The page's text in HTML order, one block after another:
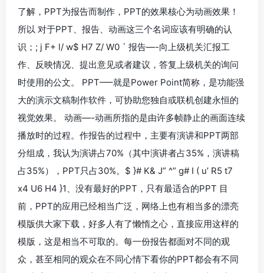
了解，PPT为报告而制作，PPT的效果核心为动画效果！
所以 对于PPT、报告、动画这三个名词应该有明确的认
识；; j F+ l/ w$ H7 Z/ W0 ` 报告—-向上级机关汇报工
作、反映情况、提出意见或者建议，答复上级机关的询问
时使用的公文。 PPT—–就是Power Point简称，是功能强
大的演示文稿制作软件，可协助您独自或联机创建永恒的
视觉效果。 动画—-动画所指的是由许多帧静止的画面连续
播放时的过程。作报告的过程中，主要有演讲和PPT两部
分组成，我认为演讲占70%（其中演讲者占35%，演讲稿
占35%），PPT只占30%。$ }# K& J” ^” g# I ( u’ R5 t7
x4 U6 H4 }1、没有最好的PPT，只有最适合的PPT 目
前，PPT的应用已经相当广泛，网络上也有相当多的漂亮
模版供大家下载，好多人有了懒惰之心，直接应用这样的
模版，这是相当不可取的。每一份报告都面对不同的观
众，甚至相同的观众在不同心情下看你的PPT都会有不同